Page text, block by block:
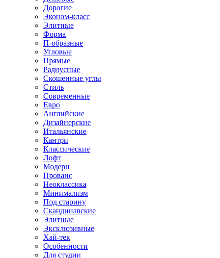
Дорогие
Эконом-класс
Элитные
Форма
П-образные
Угловые
Прямые
Радиусные
Скошенные углы
Стиль
Современные
Евро
Английские
Дизайнерские
Итальянские
Кантри
Классические
Лофт
Модерн
Прованс
Неоклассика
Минимализм
Под старину
Скандинавские
Элитные
Эксклюзивные
Хай-тек
Особенности
Для студии